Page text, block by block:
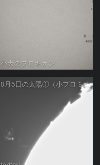
小犬のプロキオン
8月5日の太陽①（小プロミネン噴出 ）